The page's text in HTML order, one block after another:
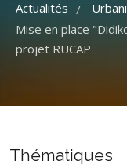
Actualités /
Mise en place
projet RUCAP
Thématiques